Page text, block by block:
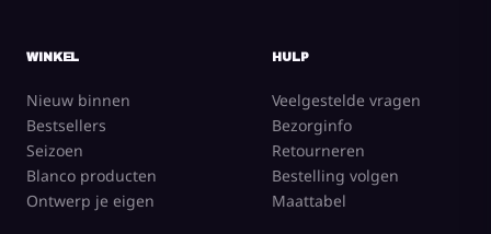
WINKEL
Nieuw binnen
Bestsellers
Seizoen
Blanco producten
Ontwerp je eigen
HULP
Veelgestelde vragen
Bezorginfo
Retourneren
Bestelling volgen
Maattabel